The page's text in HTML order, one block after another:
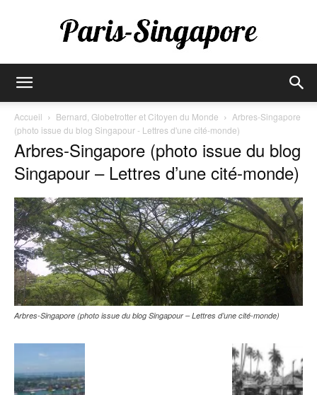
Singapore
Accueil Bernard, Globetrotter et Citoyen du Monde
Arbres-Singapore
(photo issue du blog Singapour - Lettres d'une cité-monde)
Arbres-Singapore (photo issue du blog
Singapour – Lettres d’une cité-monde)
Arbres-Singapore (photo issue du blog Singapour – Lettres d’une cité-monde)